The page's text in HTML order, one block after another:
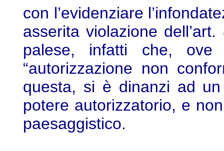
con l’evidenziare
asserita violazione
palese, infatti che,
“autorizzazione non
questa, si è dinanzi ad
potere autorizzatorio, e
paesaggistico.